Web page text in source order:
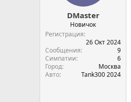
DMaster
Новичок
Регистрация
26 Окт 2024
Сообщения
9
Симпатии
6
Город
Москва
Авто
Tank300 2024